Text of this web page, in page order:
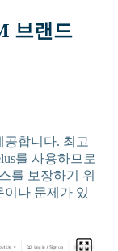
브랜드
공합니다. 최고
를 사용하므로
를 보장하기 위
나 문제가 있